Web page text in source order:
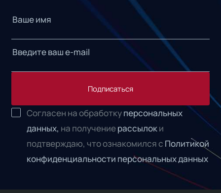
Подписаться
Согласен на обработкуперсональных
данных, на получениерассылоки
подтверждаю, что ознакомился с Политикой
конфиденциальности персональных данных